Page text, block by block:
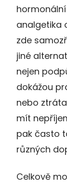
analgetika
zde
jiné
nejen
dokážou
nebo
mít
pak často
různých
Celkově